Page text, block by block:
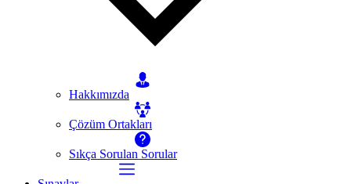
Hakkımızda
Çözüm Ortakları
Sıkça Sorulan Sorular